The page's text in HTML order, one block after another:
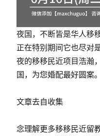
夜国，不断皆是华人移
正在特别期间它也尽对
夜的移移民近项目浩瀚
国，为您婚配最好圆案。
文章去自收集
念理解更多移移民近留